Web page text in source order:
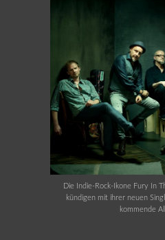
Die Indie-Rock-Ikone Fury In
kündigen mit ihrer neuen
kommende